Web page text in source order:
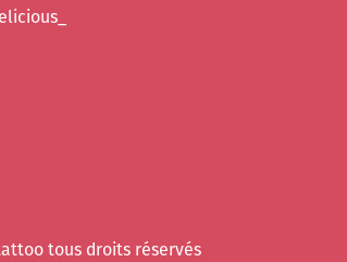
tous droits réservés